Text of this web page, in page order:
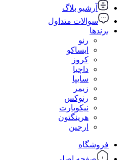
آرشیو بلاگ
سوالات متداول
برندها
رنو
ایساکو
کروز
داچیا
سایپا
زیمر
رنوکس
نیکوپارت
هرینگتون
ارجین
فروشگاه